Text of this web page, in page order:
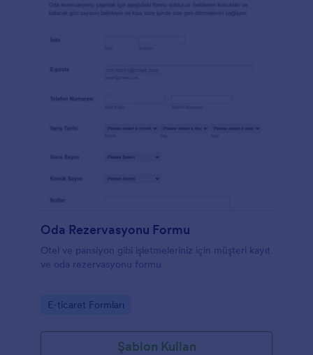
Oda Rezervasyonu Formu
Otel ve pansiyon gibi işletmeleriniz için müşteri kayıt
ve oda rezervasyonu formu
Go to Category:
E-ticaret Formları
Şablon Kullan